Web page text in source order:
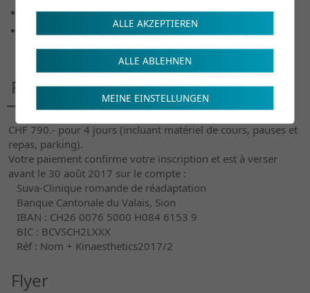
Créer et bénéficier de l‘environnement
Le concept d’Environnement
Frais de cours
CHF 790.- pour 4 jours (incluant matériel de cours, pauses et
repas, parking).
Votre paiement confirme votre inscription et est à verser
avant le 30 août 2017 sur le compte :
Suva-Clinique romande de réadaptation
Banque Cantonale du Valais, Sion
IBAN : CH26 0076 5000 H084 6153 9
BIC : BCVSCH2LXXX
Réf : Nom + Kinaesthetics2017/2
Flyer
ALLE AKZEPTIEREN
ALLE ABLEHNEN
MEINE EINSTELLUNGEN